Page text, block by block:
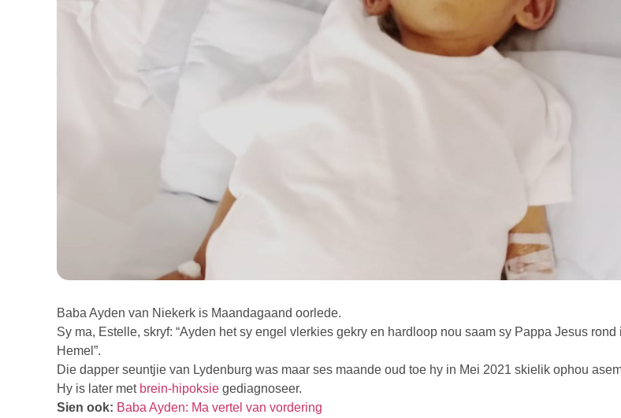
Baba Ayden van Niekerk is Maandagaand oorlede.
Sy ma, Estelle, skryf: “Ayden het sy engel vlerkies gekry en hardloop nou saam sy Pappa Jesus rond
Hemel”.
Die dapper seuntjie van Lydenburg was maar ses maande oud toe hy in Mei 2021 skielik ophou
Hy is later met brein-hipoksie gediagnoseer.
Sien ook: Baba Ayden: Ma vertel van vordering